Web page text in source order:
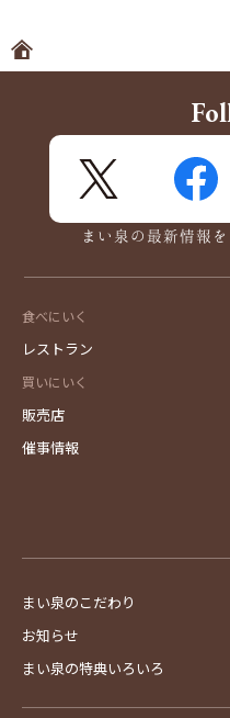
まい泉の最新情報
食べにいく
レストラン
買いにいく
販売店
催事情報
まい泉のこだわり
お知らせ
まい泉の特典いろいろ